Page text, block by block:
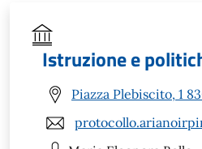
Istruzione e
Piazza Plebiscito, 1